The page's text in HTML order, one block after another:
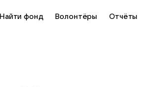
Найти фонд Волонтёры Отчёты